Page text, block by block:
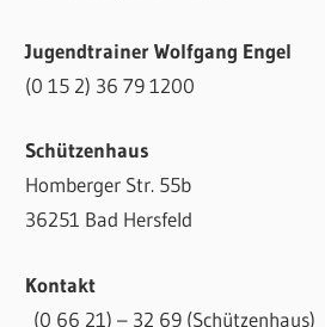
Jugendtrainer Wolfgang Engel
(0 15 2) 36 79 1200
Schützenhaus
Homberger Str. 55b
36251 Bad Hersfeld
Kontakt
(0 66 21) – 32 69 (Schützenhaus)